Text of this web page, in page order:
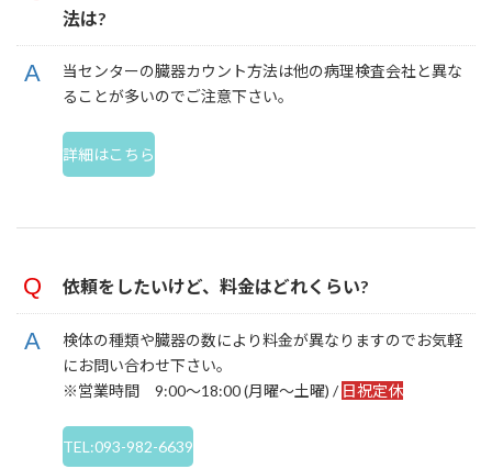
法は?
当センターの臓器カウント方法は他の病理検査会社と異な
ることが多いのでご注意下さい。
詳細はこちら
依頼をしたいけど、料金はどれくらい?
検体の種類や臓器の数により料金が異なりますのでお気軽
にお問い合わせ下さい。
※営業時間 9:00～18:00 (月曜～土曜) / 日祝定休
TEL:093-982-6639